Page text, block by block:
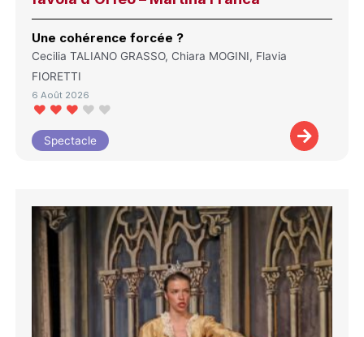
Une cohérence forcée ?
Cecilia TALIANO GRASSO, Chiara MOGINI, Flavia
FIORETTI
6 Août 2026
Spectacle